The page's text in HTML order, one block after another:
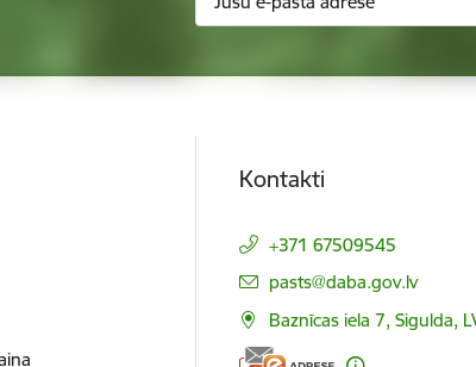
Kontakti
+371 67509545
E-pasts:
pasts@daba.gov.lv
Baznīcas iela 7, Sigulda,